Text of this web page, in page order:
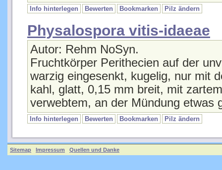
Info hinterlegen Bewerten Bookmarken Pilz ändern
Physalospora vitis-idaeae
Autor: Rehm NoSyn.
Fruchtkörper Perithecien auf der
warzig eingesenkt, kugelig, nur mit
kahl, glatt, 0,15 mm breit, mit
verwebtem, an der Mündung etwas
Info hinterlegen Bewerten Bookmarken Pilz ändern
Sitemap Impressum Quellen und Danke